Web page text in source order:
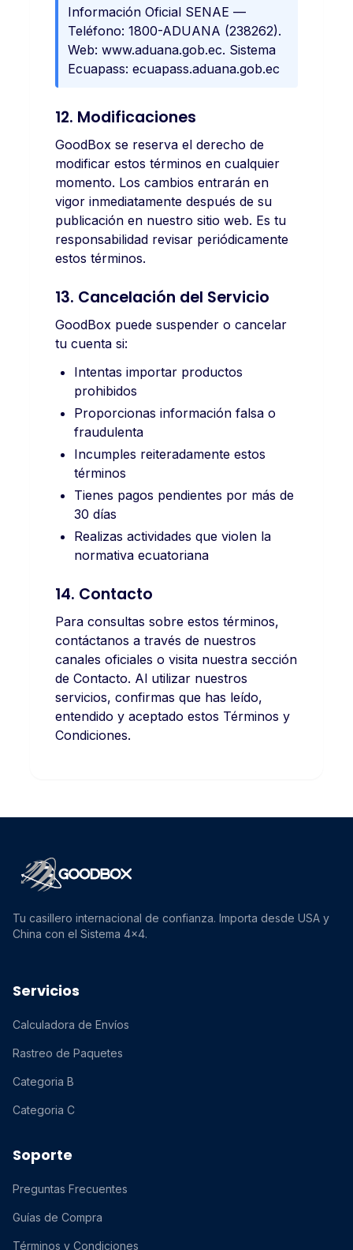
Información Oficial SENAE —
Teléfono: 1800-ADUANA (238262).
Web: www.aduana.gob.ec. Sistema
Ecuapass: ecuapass.aduana.gob.ec
12. Modificaciones
GoodBox se reserva el derecho de
modificar estos términos en cualquier
momento. Los cambios entrarán en
vigor inmediatamente después de su
publicación en nuestro sitio web. Es tu
responsabilidad revisar periódicamente
estos términos.
13. Cancelación del Servicio
GoodBox puede suspender o cancelar
tu cuenta si:
Intentas importar productos
prohibidos
Proporcionas información falsa o
fraudulenta
Incumples reiteradamente estos
términos
Tienes pagos pendientes por más de
30 días
Realizas actividades que violen la
normativa ecuatoriana
14. Contacto
Para consultas sobre estos términos,
contáctanos a través de nuestros
canales oficiales o visita nuestra sección
de Contacto. Al utilizar nuestros
servicios, confirmas que has leído,
entendido y aceptado estos Términos y
Condiciones.
Tu casillero internacional de confianza. Importa desde USA y
China con el Sistema 4x4.
Servicios
Calculadora de Envíos
Rastreo de Paquetes
Categoria B
Categoria C
Soporte
Preguntas Frecuentes
Guías de Compra
Términos y Condiciones